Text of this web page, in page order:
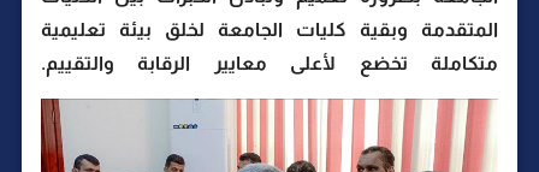
المتقدمة وبقية كليات الجامعة لخلق بيئة تعليمية
متكاملة تخضع لأعلى معايير الرقابة والتقييم.